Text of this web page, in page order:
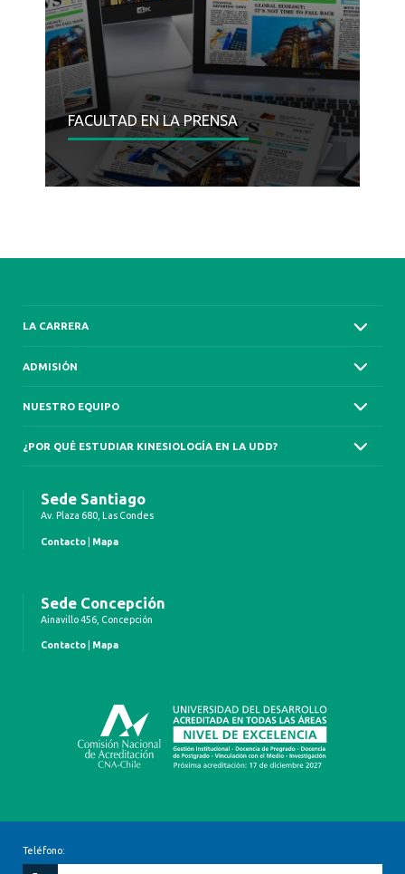
FACULTAD EN LA PRENSA
LA CARRERA
ADMISIÓN
NUESTRO EQUIPO
¿POR QUÉ ESTUDIAR KINESIOLOGÍA EN LA UDD?
Sede Santiago
Av. Plaza 680, Las Condes
Contacto Mapa
Sede Concepción
Ainavillo 456, Concepción
Contacto Mapa
Teléfono: